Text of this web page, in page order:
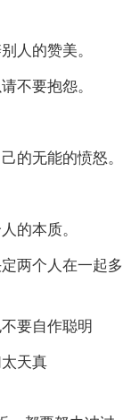
人的赞美。
不要抱怨。
的无能的愤怒。
的本质。
两个人在一起多
要自作聪明
天真